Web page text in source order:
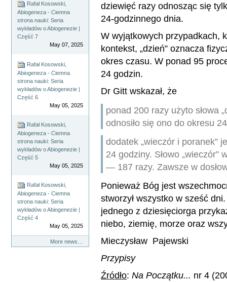
Rafał Kosowski,
Abiogeneza - Ciemna
strona nauki: Seria
wykładów o Abiogenezie |
Część 7
May 07, 2025
Rafał Kosowski,
Abiogeneza - Ciemna
strona nauki: Seria
wykładów o Abiogenezie |
Część 6
May 05, 2025
Rafał Kosowski,
Abiogeneza - Ciemna
strona nauki: Seria
wykładów o Abiogenezie |
Część 5
May 05, 2025
Rafał Kosowski,
Abiogeneza - Ciemna
strona nauki: Seria
wykładów o Abiogenezie |
Część 4
May 05, 2025
More news…
dziewięć razy odnosząc się
24-godzinnego dnia.
W wyjątkowych przypadkach,
kontekst, „dzień” oznacza
okres czasu. W ponad 95
24 godzin.
Dr Gitt wskazał, że
ponad 200 razy użyto słowa
odnosiło się ono do okresu
dodatek „wieczór i poranek”
24 godziny. Słowo „wieczór”
— 187 razy. Zawsze w
Ponieważ Bóg jest
stworzył wszystko w sześć
jednego z dziesięciorga
niebo, ziemię, morze oraz
Mieczysław Pajewski
Przypisy
Źródło:Na Początku... nr 4